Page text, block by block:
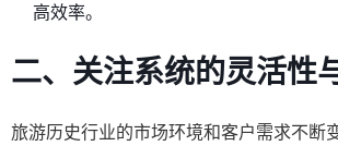
高效率。
二、关注系统的灵活性
旅游历史行业的市场环境和客户需求不断